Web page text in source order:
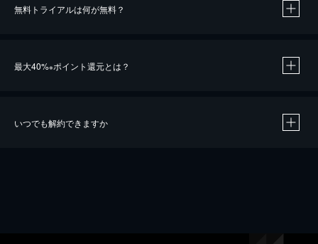
無料トライアルは何が無料？
最大40%※ポイント還元とは？
いつでも解約できますか